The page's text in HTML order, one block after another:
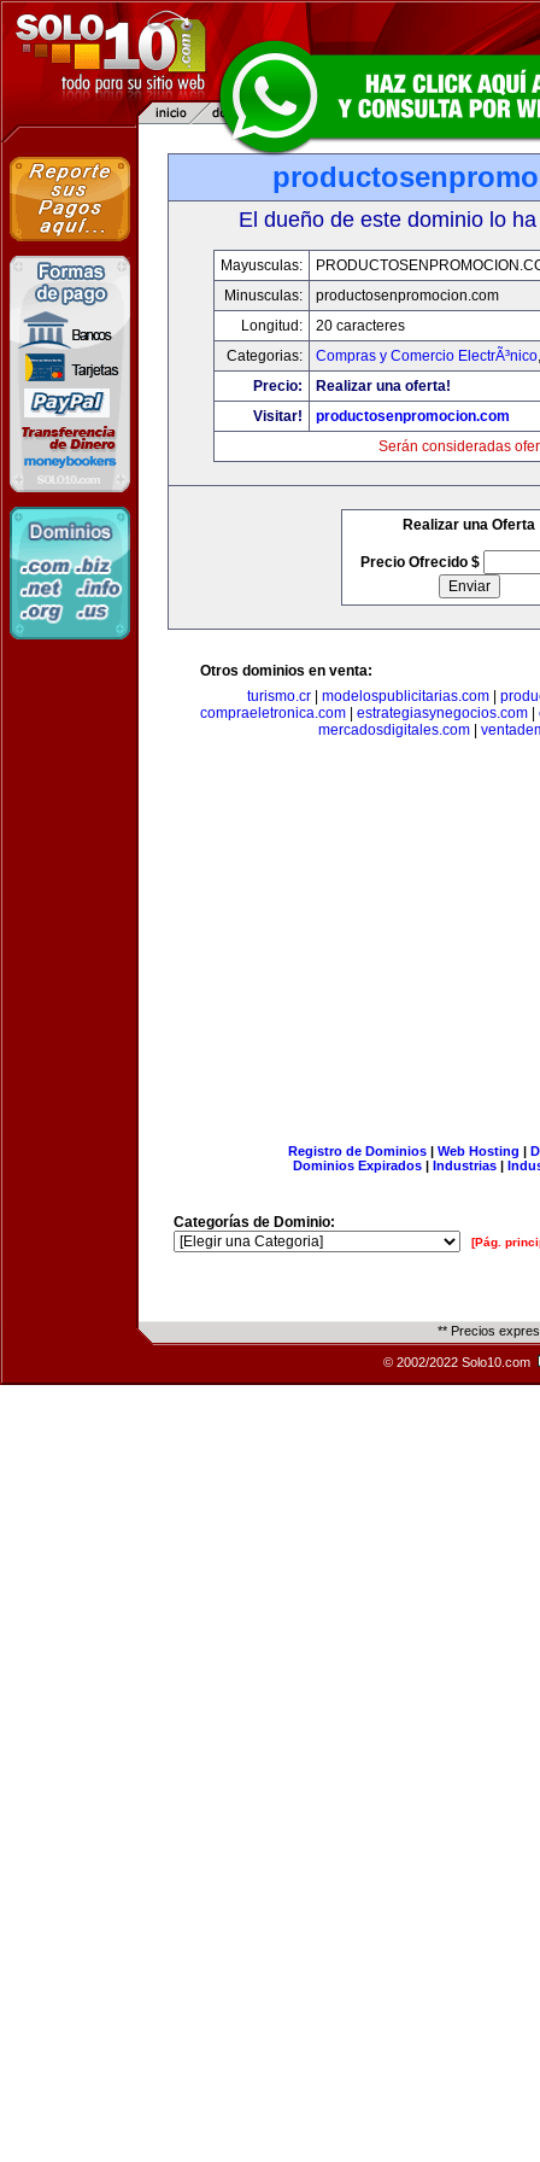
El dueño de este dominio lo
Mayusculas:
Minusculas:
productosenpromocion.com
Longitud:
20 caracteres
Categorias:
Compras y Comercio ElectrÃ³nico
Precio:
Realizar una oferta!
Visitar!
productosenpromocion.com
Serán consideradas
Realizar una Oferta
Precio Ofrecido $
Otros dominios en venta:
turismo.cr
modelospublicitarias.com
compraeletronica.com
estrategiasynegocios.com
mercadosdigitales.com|
Registro de Dominios| Web Hosting |
Dominios Expirados | Industrias |
Categorías de Dominio:
[Pág.
** Precios
© 2002/2022 Solo10.com